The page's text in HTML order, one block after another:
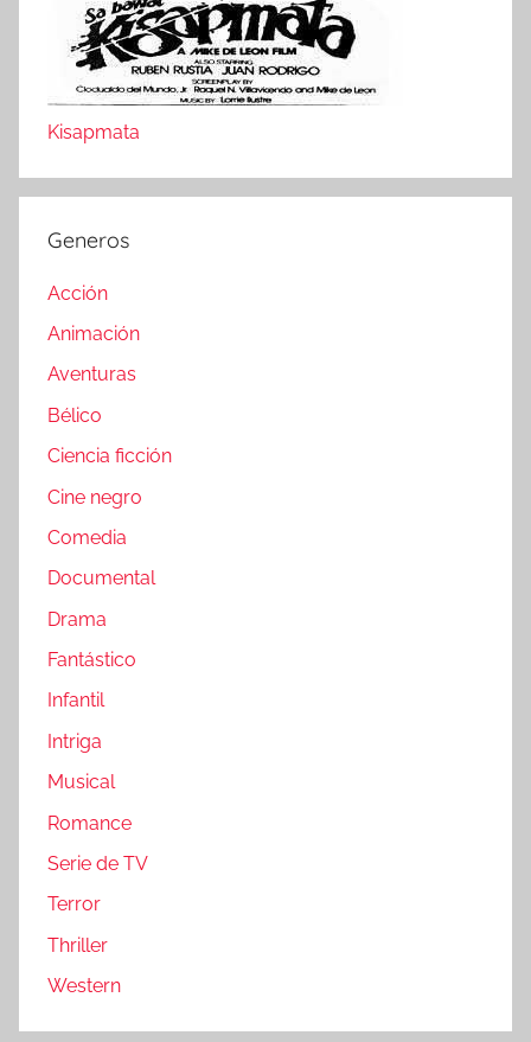
Kisapmata
Generos
Acción
Animación
Aventuras
Bélico
Ciencia ficción
Cine negro
Comedia
Documental
Drama
Fantástico
Infantil
Intriga
Musical
Romance
Serie de TV
Terror
Thriller
Western